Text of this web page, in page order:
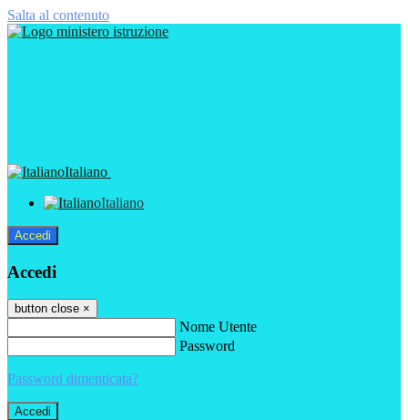
Salta al contenuto
Italiano
Italiano
Accedi
Accedi
button close ×
Nome Utente
Password
Password dimenticata?